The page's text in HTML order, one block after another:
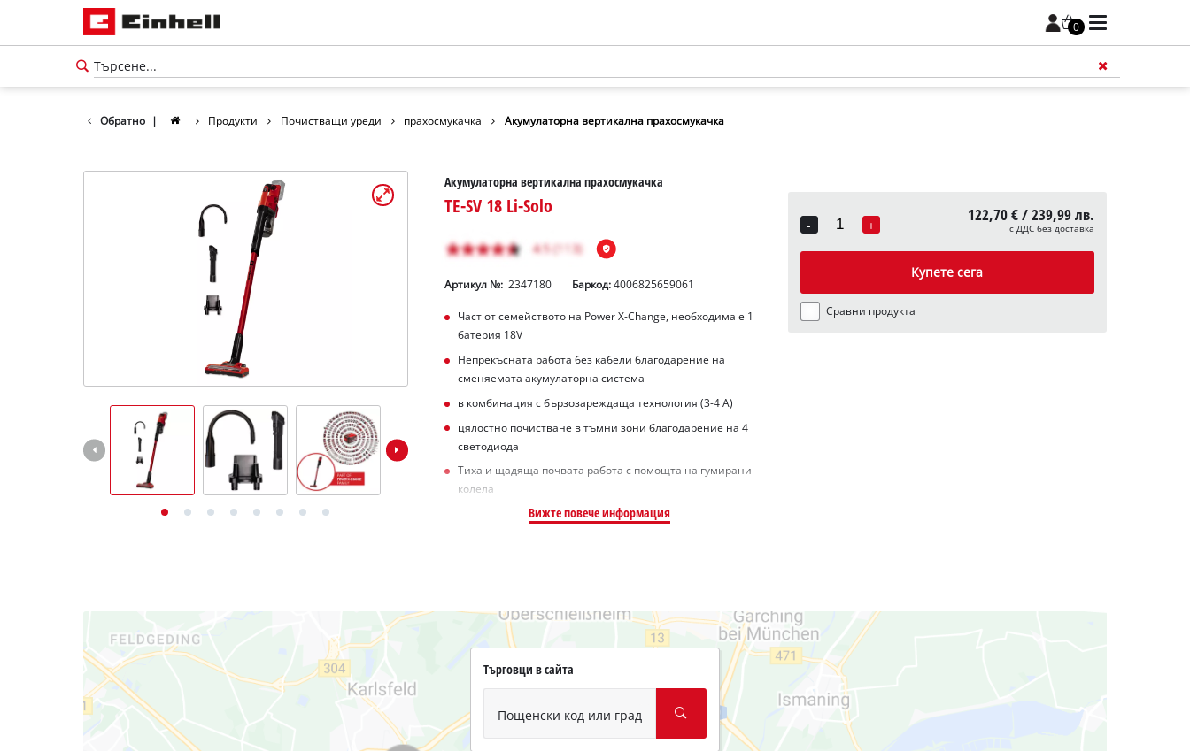
0
Обратно | Продукти Почистващи уреди прахосмукачка Акумулаторна вертикална прахосмукачка
Акумулаторна вертикална прахосмукачка
TE-SV 18 Li-Solo
Артикул №: 2347180 Баркод:4006825659061
Част от семейството на Power X-Change, необходима е 1
батерия 18V
Непрекъсната работа без кабели благодарение на
сменяемата акумулаторна система
в комбинация с бързозареждаща технология (3-4 А)
цялостно почистване в тъмни зони благодарение на 4
светодиода
Тиха и щадяща почвата работа с помощта на гумирани
колела
Вижте повече информация
-
Quantity
+ 122,70 € / 239,99 лв.
с ДДС без доставка
Купете сега
Сравни продукта
Търговци в сайта
Пощенски код или град